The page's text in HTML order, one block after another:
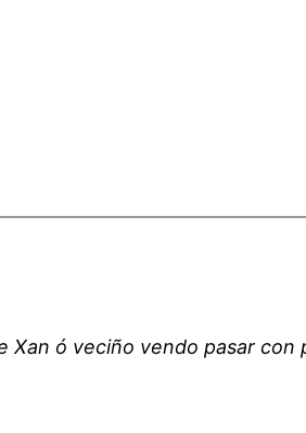
ó veciño vendo pasar con